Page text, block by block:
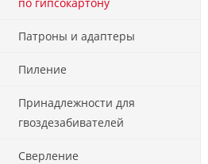
Патроны и адаптеры
Пиление
Принадлежности для
гвоздезабивателей
Сверление